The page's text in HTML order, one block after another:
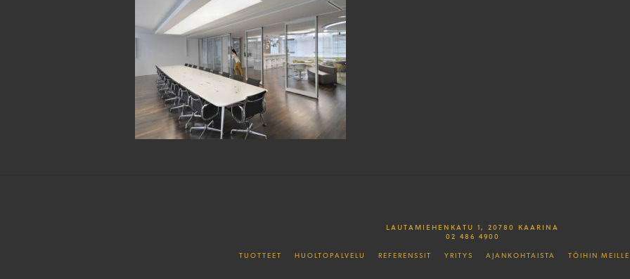
LAUTAMIEHENKATU 1, 20780 KAARINA
02 486 4900
TUOTTEET HUOLTOPALVELU REFERENSSIT YRITYS AJANKOHTAISTA TÖIHIN MEILLE